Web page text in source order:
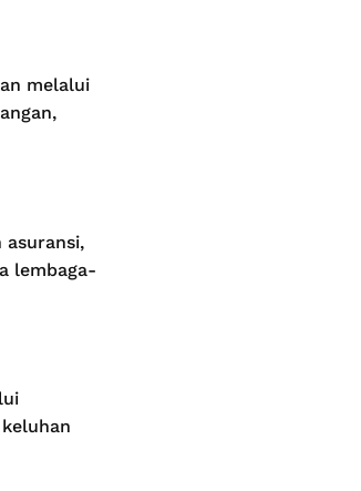
melalui
asuransi,
lembaga-